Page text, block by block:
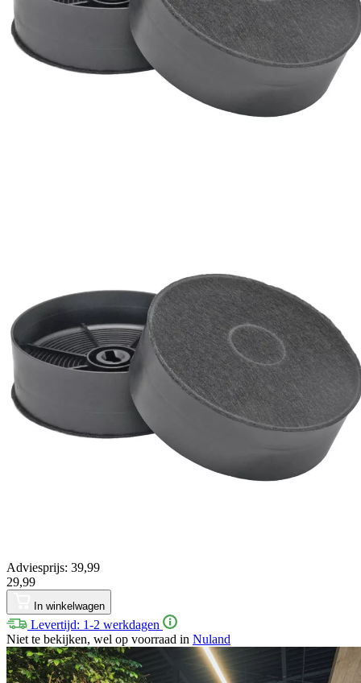
Adviesprijs: 39,99
29,99
In winkelwagen
Levertijd: 1-2 werkdagen
Niet te bekijken, wel op voorraad in Nuland